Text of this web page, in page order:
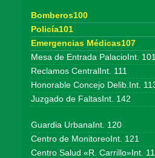
Bomberos100
Policía101
Emergencias Médicas107
Mesa de Entrada PalacioInt.
Reclamos CentralInt. 111
Honorable Concejo Delib.Int.
Juzgado de FaltasInt. 142
Guardia UrbanaInt. 120
Centro de MonitoreoInt. 121
Centro Salud «R. Carrillo»Int.